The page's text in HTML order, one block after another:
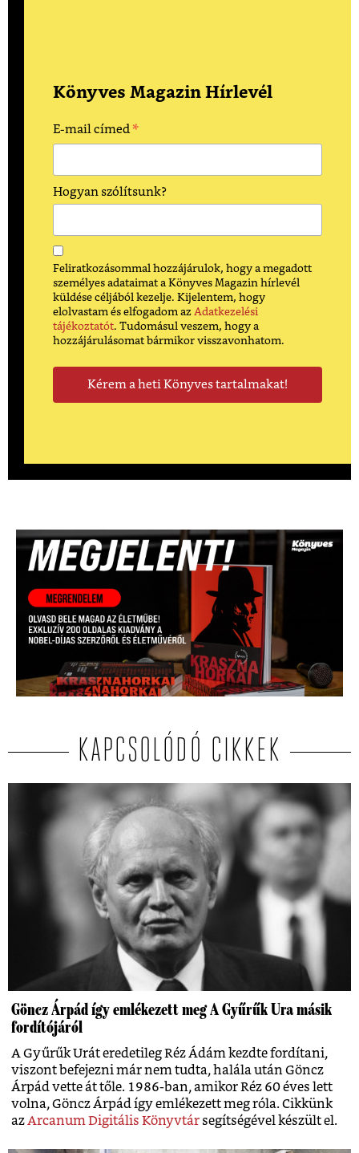
Könyves Magazin Hírlevél
E-mail címed*
Hogyan szólítsunk?
Feliratkozásommal hozzájárulok, hogy a megadott
személyes adataimat a Könyves Magazin hírlevél
küldése céljából kezelje. Kijelentem, hogy
elolvastam és elfogadom az Adatkezelési
tájékoztatót. Tudomásul veszem, hogy a
hozzájárulásomat bármikor visszavonhatom.
KAPCSOLÓDÓ CIKKEK
Göncz Árpád így emlékezett meg A Gyűrűk Ura másik
fordítójáról
A Gyűrűk Urát eredetileg Réz Ádám kezdte fordítani,
viszont befejezni már nem tudta, halála után Göncz
Árpád vette át tőle. 1986-ban, amikor Réz 60 éves lett
volna, Göncz Árpád így emlékezett meg róla. Cikkünk
az Arcanum Digitális Könyvtár segítségével készült el.